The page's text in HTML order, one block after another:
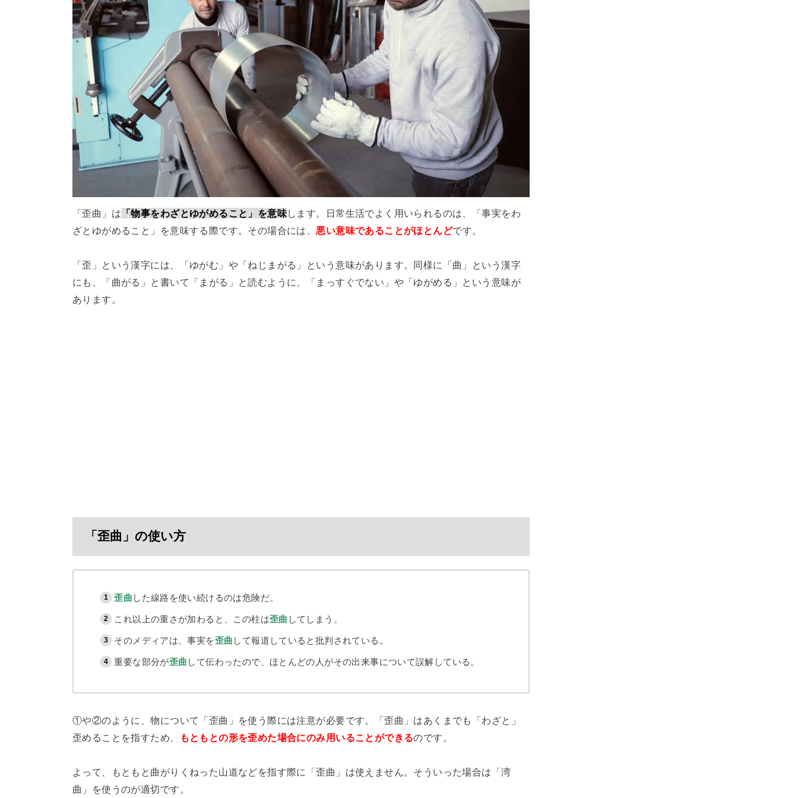
「歪曲」は 「物事をわざとゆがめること」を意味します。日常生活でよく用いられるのは、「事実をわ
ざとゆがめること」を意味する際です。その場合には、 悪い意味であることがほとんどです。
「歪」という漢字には、「ゆがむ」や「ねじまがる」という意味があります。同様に「曲」という漢字
にも、「曲がる」と書いて「まがる」と読むように、「まっすぐでない」や「ゆがめる」という意味が
あります。
「歪曲」の使い方
歪曲 した線路を使い続けるのは危険だ。
これ以上の重さが加わると、この柱は歪曲 してしまう。
そのメディアは、事実を歪曲 して報道していると批判されている。
重要な部分が歪曲 して伝わったので、ほとんどの人がその出来事について誤解している。
①や②のように、物について「歪曲」を使う際には注意が必要です。「歪曲」はあくまでも「わざと」
歪めることを指すため、
もともとの形を歪めた場合にのみ用いることができるのです。
よって、もともと曲がりくねった山道などを指す際に「歪曲」は使えません。そういった場合は「湾
曲」を使うのが適切です。